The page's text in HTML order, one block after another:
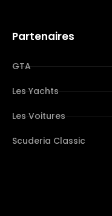
Partenaires
GTA
Les Yachts
Les Voitures
Scuderia Classic